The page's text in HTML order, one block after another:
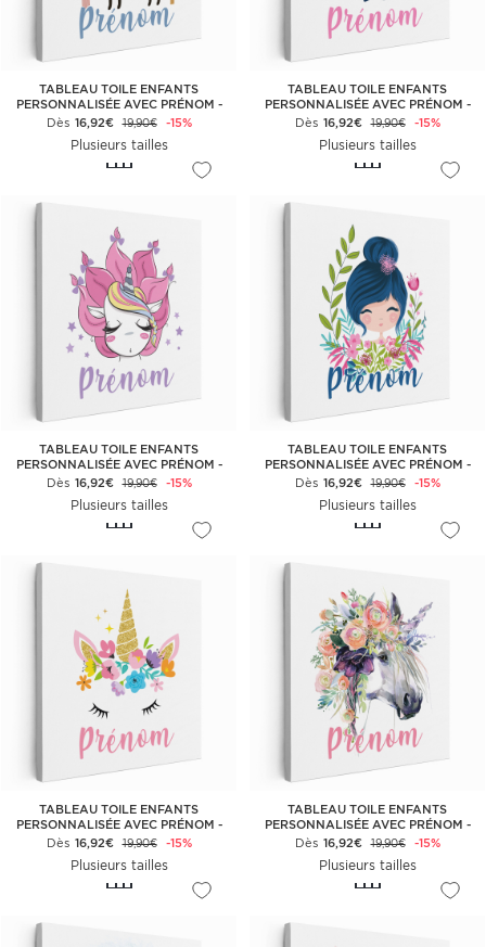
TABLEAU TOILE ENFANTS
PERSONNALISÉE AVEC PRÉNOM -
LAMA CACTUS
Dès 16,92€ 19,90€ -15%
Plusieurs tailles
TABLEAU TOILE ENFANTS
PERSONNALISÉE AVEC PRÉNOM -
FILLE ET LICORNE
Dès 16,92€ 19,90€ -15%
Plusieurs tailles
TABLEAU TOILE ENFANTS
PERSONNALISÉE AVEC PRÉNOM -
LICORNE ÉTOILES
Dès 16,92€ 19,90€ -15%
Plusieurs tailles
TABLEAU TOILE ENFANTS
PERSONNALISÉE AVEC PRÉNOM -
PETITE FILLE
Dès 16,92€ 19,90€ -15%
Plusieurs tailles
TABLEAU TOILE ENFANTS
PERSONNALISÉE AVEC PRÉNOM -
LICORNE MAGIQUE
Dès 16,92€ 19,90€ -15%
Plusieurs tailles
TABLEAU TOILE ENFANTS
PERSONNALISÉE AVEC PRÉNOM -
LICORNE FLEURS
Dès 16,92€ 19,90€ -15%
Plusieurs tailles